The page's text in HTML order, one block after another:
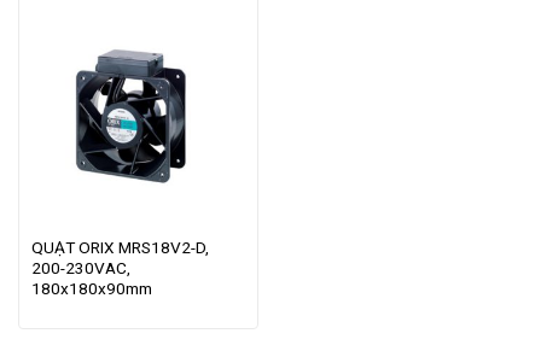
QUẠT ORIX MRS18V2-D,
200-230VAC,
180x180x90mm